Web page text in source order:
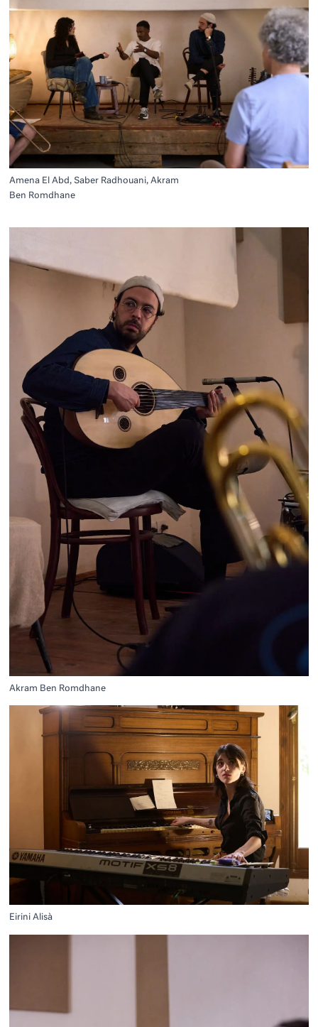
Amena El Abd, Saber Radhouani, Akram
Ben Romdhane
Akram Ben Romdhane
Eirini Alisà